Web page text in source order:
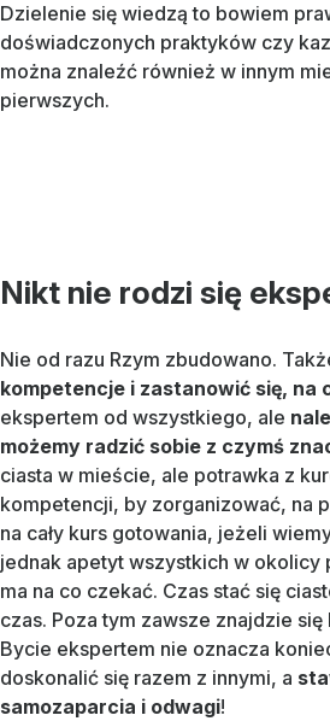
Dzielenie się wiedzą to bowiem
doświadczonych praktyków czy
można znaleźć również w innym
pierwszych.
Nikt nie rodzi się
Nie od razu Rzym zbudowano.
kompetencje i zastanowić się, na
ekspertem od wszystkiego, ale
możemy radzić sobie z czymś
ciasta w mieście, ale potrawka z
kompetencji, by zorganizować, na
na cały kurs gotowania, jeżeli
jednak apetyt wszystkich w
ma na co czekać. Czas stać się
czas. Poza tym zawsze znajdzie
Bycie ekspertem nie oznacza
doskonalić się razem z innymi, a
samozaparcia i odwagi!